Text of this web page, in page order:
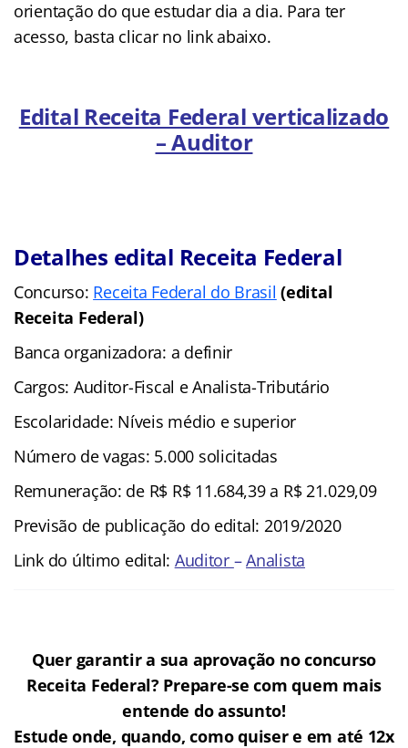
orientação do que estudar dia a dia. Para ter
acesso, basta clicar no link abaixo.
Edital Receita Federal verticalizado
– Auditor
Detalhes edital Receita Federal
Concurso: Receita Federal do Brasil (edital
Receita Federal)
Banca organizadora: a definir
Cargos: Auditor-Fiscal e Analista-Tributário
Escolaridade: Níveis médio e superior
Número de vagas: 5.000 solicitadas
Remuneração: de R$ R$ 11.684,39 a R$ 21.029,09
Previsão de publicação do edital: 2019/2020
Link do último edital: Auditor –Analista
Quer garantir a sua aprovação no concurso
Receita Federal? Prepare-se com quem mais
entende do assunto!
Estude onde, quando, como quiser e em até 12x